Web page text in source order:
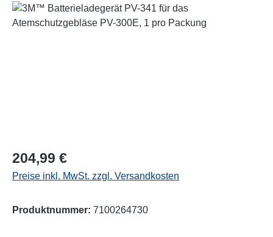
Bildergalerie überspringen
Regulärer Preis:
204,99 €
Preise inkl. MwSt. zzgl. Versandkosten
Produktnummer: 7100264730